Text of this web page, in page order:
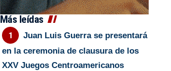
Más leídas
Juan Luis Guerra se presentará
en la ceremonia de clausura de los
XXV Juegos Centroamericanos